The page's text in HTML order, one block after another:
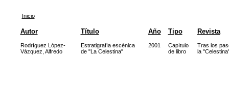
Inicio
Autor Título Año Tipo Revista
Rodríguez López-
Vázquez, Alfredo
Estratigrafía escénica
de "La Celestina"
2001
Capítulo
de libro
Tras los
la